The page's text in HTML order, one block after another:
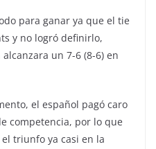
para ganar ya que el tie
y no logró definirlo,
un 7-6 (8-6) en
el español pagó caro
competencia, por lo que
triunfo ya casi en la